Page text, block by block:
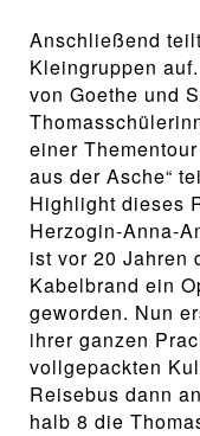
Anschließend
Kleingruppen
von Goethe und
einer
aus der Asche“
Highlight dieses
Herzogin-Anna-
ist vor 20 Jahren
Kabelbrand ein
geworden. Nun
ihrer ganzen
vollgepackten
Reisebus dann
halb 8 die